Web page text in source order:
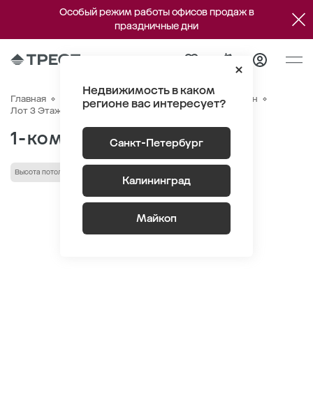
Особый режим работы офисов продаж в
праздничные дни
Недвижимость в каком
регионе вас интересует?
Санкт-Петербург
Калининград
Майкоп
Главная Квартиры
Генплан
Лот 3 Этаж 3
Секция 4 Квартира №183
1-комнатная 37.89 м
Высота потолка 2.75 м